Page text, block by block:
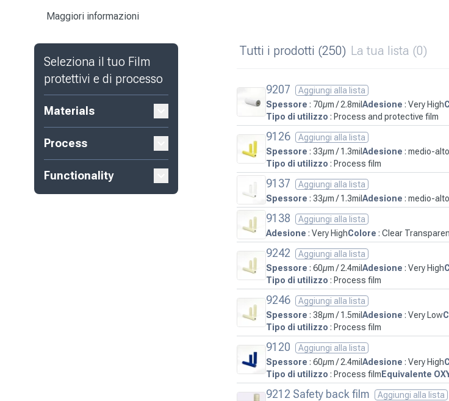
Maggiori informazioni
Seleziona il tuo Film
protettivi e di processo
Materials
Process
Functionality
Tutti i prodotti (250) La tua lista (0)
9207
Aggiungi alla lista
Spessore : 70µm / 2.8mil Adesione : Very High
Tipo di utilizzo : Process and protective film
9126
Aggiungi alla lista
Spessore : 33µm / 1.3mil Adesione : medio-alto
Tipo di utilizzo : Process film
9137
Aggiungi alla lista
Spessore : 33µm / 1.3mil Adesione : medio-alto
9138
Aggiungi alla lista
Adesione : Very HighColore : Clear
9242
Aggiungi alla lista
Spessore : 60µm / 2.4mil Adesione : Very High
Tipo di utilizzo : Process film
9246
Aggiungi alla lista
Spessore : 38µm / 1.5mil Adesione : Very Low
Tipo di utilizzo : Process film
9120
Aggiungi alla lista
Spessore : 60µm / 2.4mil Adesione : Very High
Tipo di utilizzo : Process film Equivalente
9212 Safety back film
Aggiungi alla lista